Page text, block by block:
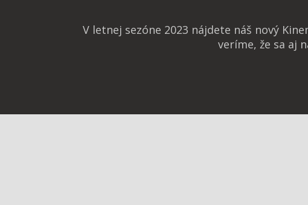
V letnej sezóne 2023 nájdete náš nový
veríme, že sa aj